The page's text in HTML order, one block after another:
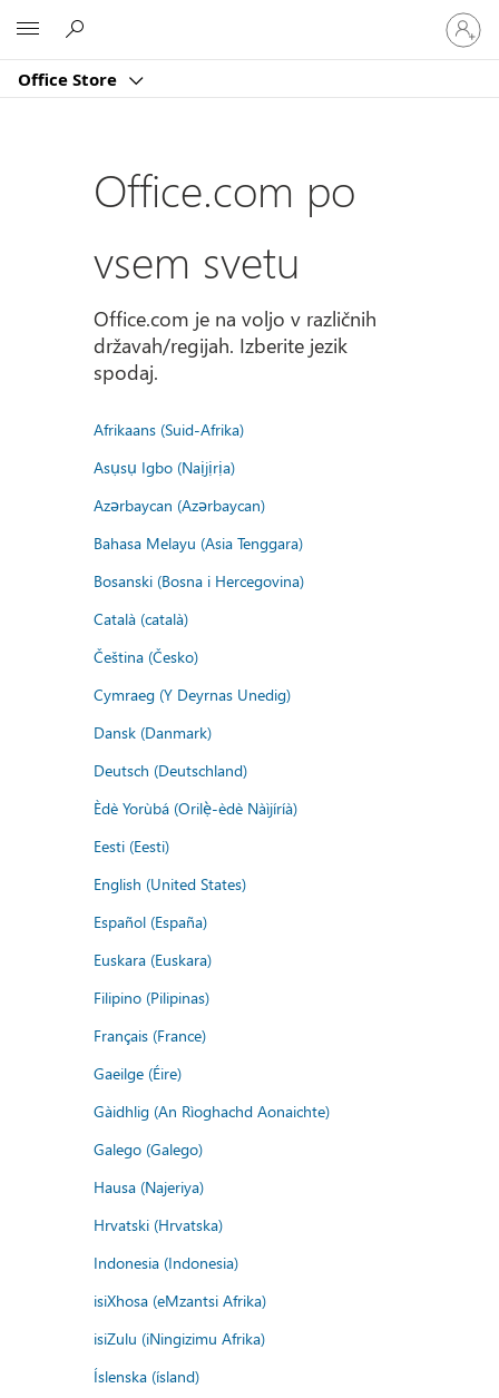
Office Store
Vpišite
se
v
račun
Office.com po
vsem svetu
Office.com je na voljo v različnih
državah/regijah. Izberite jezik
spodaj.
Afrikaans (Suid-Afrika)
Asụsụ Igbo (Naịjịrịa)
Azərbaycan (Azərbaycan)
Bahasa Melayu (Asia Tenggara)
Bosanski (Bosna i Hercegovina)
Català (català)
Čeština (Česko)
Cymraeg (Y Deyrnas Unedig)
Dansk (Danmark)
Deutsch (Deutschland)
Èdè Yorùbá (Orilẹ̀-èdè Nàìjíríà)
Eesti (Eesti)
English (United States)
Español (España)
Euskara (Euskara)
Filipino (Pilipinas)
Français (France)
Gaeilge (Éire)
Gàidhlig (An Rìoghachd Aonaichte)
Galego (Galego)
Hausa (Najeriya)
Hrvatski (Hrvatska)
Indonesia (Indonesia)
isiXhosa (eMzantsi Afrika)
isiZulu (iNingizimu Afrika)
Íslenska (ísland)